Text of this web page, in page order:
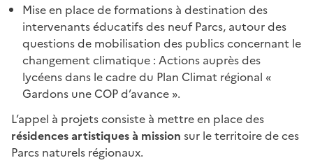
Mise en place de formations à destination des
intervenants éducatifs des neuf Parcs, autour des
questions de mobilisation des publics concernant le
changement climatique : Actions auprès des
lycéens dans le cadre du Plan Climat régional «
Gardons une COP d’avance ».
L’appel à projets consiste à mettre en place des
résidences artistiques à mission sur le territoire de ces
Parcs naturels régionaux.